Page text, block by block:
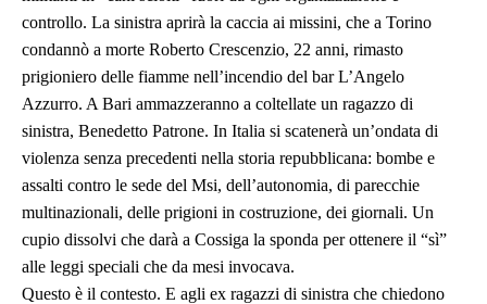
controllo. La sinistra aprirà la caccia ai missini, che a Torino
condannò a morte Roberto Crescenzio, 22 anni, rimasto
prigioniero delle fiamme nell’incendio del bar L’Angelo
Azzurro. A Bari ammazzeranno a coltellate un ragazzo di
sinistra, Benedetto Patrone. In Italia si scatenerà un’ondata di
violenza senza precedenti nella storia repubblicana: bombe e
assalti contro le sede del Msi, dell’autonomia, di parecchie
multinazionali, delle prigioni in costruzione, dei giornali. Un
cupio dissolvi che darà a Cossiga la sponda per ottenere il “sì”
alle leggi speciali che da mesi invocava.
Questo è il contesto. E agli ex ragazzi di sinistra che chiedono